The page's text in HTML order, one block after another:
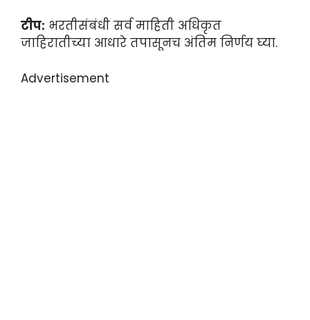
टीप: भरतीसंबंधी सर्व माहिती अधिकृत
जाहिरातीच्या आधारे तपासूनच अंतिम निर्णय घ्या.
Advertisement